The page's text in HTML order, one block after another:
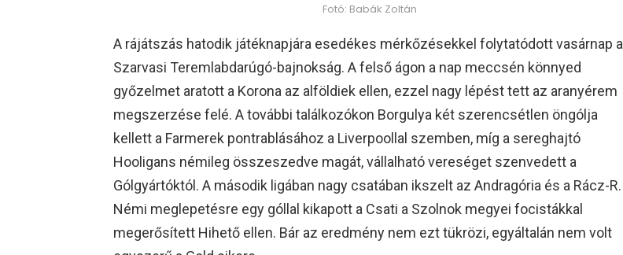
Fotó: Babák Zoltán
A rájátszás hatodik játéknapjára esedékes mérkőzésekkel folytatódott vasárnap a
Szarvasi Teremlabdarúgó-bajnokság. A felső ágon a nap meccsén könnyed
győzelmet aratott a Korona az alföldiek ellen, ezzel nagy lépést tett az aranyérem
megszerzése felé. A további találkozókon Borgulya két szerencsétlen öngólja
kellett a Farmerek pontrablásához a Liverpoollal szemben, míg a sereghajtó
Hooligans némileg összeszedve magát, vállalható vereséget szenvedett a
Gólgyártóktól. A második ligában nagy csatában ikszelt az Andragória és a Rácz-R.
Némi meglepetésre egy góllal kikapott a Csati a Szolnok megyei focistákkal
megerősített Hihető ellen. Bár az eredmény nem ezt tükrözi, egyáltalán nem volt